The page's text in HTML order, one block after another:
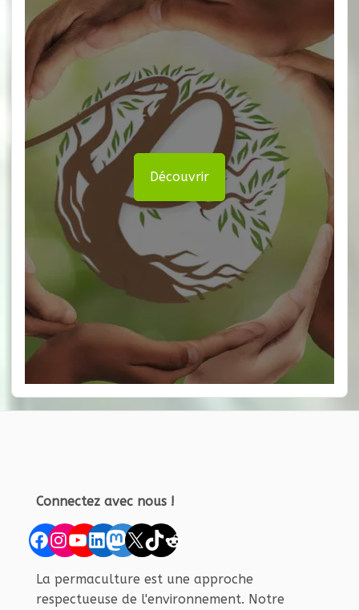
Découvrir
Connectez avec nous !
Facebook
Instagram
YouTube
LinkedIn
Mastodon
X TikTok
Reddit
La permaculture est une approche
respectueuse de l'environnement. Notre